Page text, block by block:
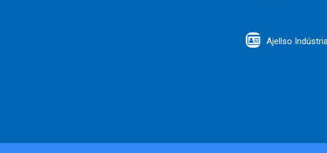
Ajellso